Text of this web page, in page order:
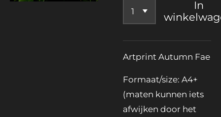
In
Artprint Autumn Fae
Formaat/size: A4+
(maten kunnen iets
afwijken door het